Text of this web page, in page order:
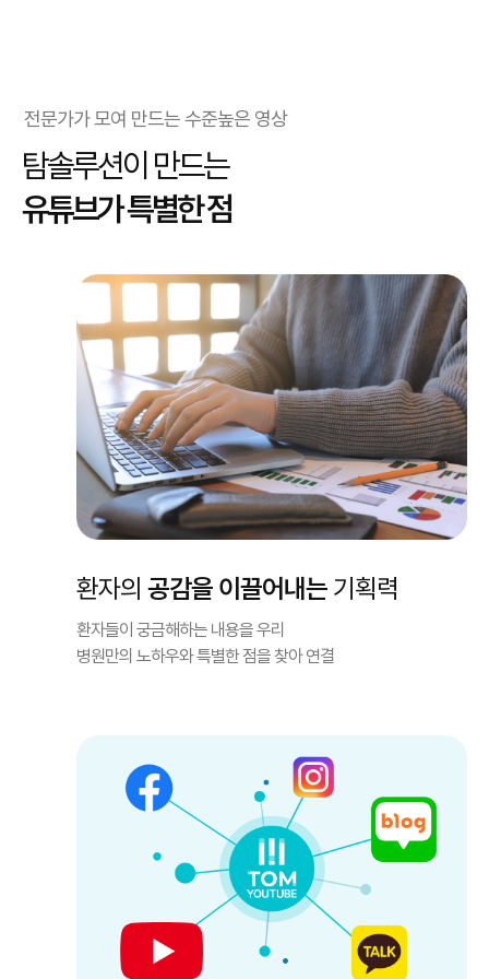
전문가가 모여 만드는 수준높은 영상
탐솔루션이 만드는
유튜브가 특별한 점
환자의 공감을 이끌어내는기획력
환자들이 궁금해하는 내용을 우리
병원만의 노하우와 특별한 점을 찾아 연결